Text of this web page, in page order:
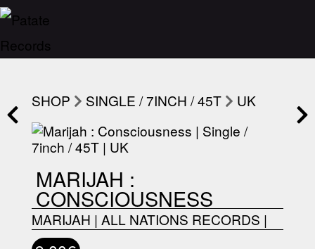
SHOP SINGLE / 7INCH / 45T UK
MARIJAH :
CONSCIOUSNESS
MARIJAH | ALL NATIONS RECORDS |